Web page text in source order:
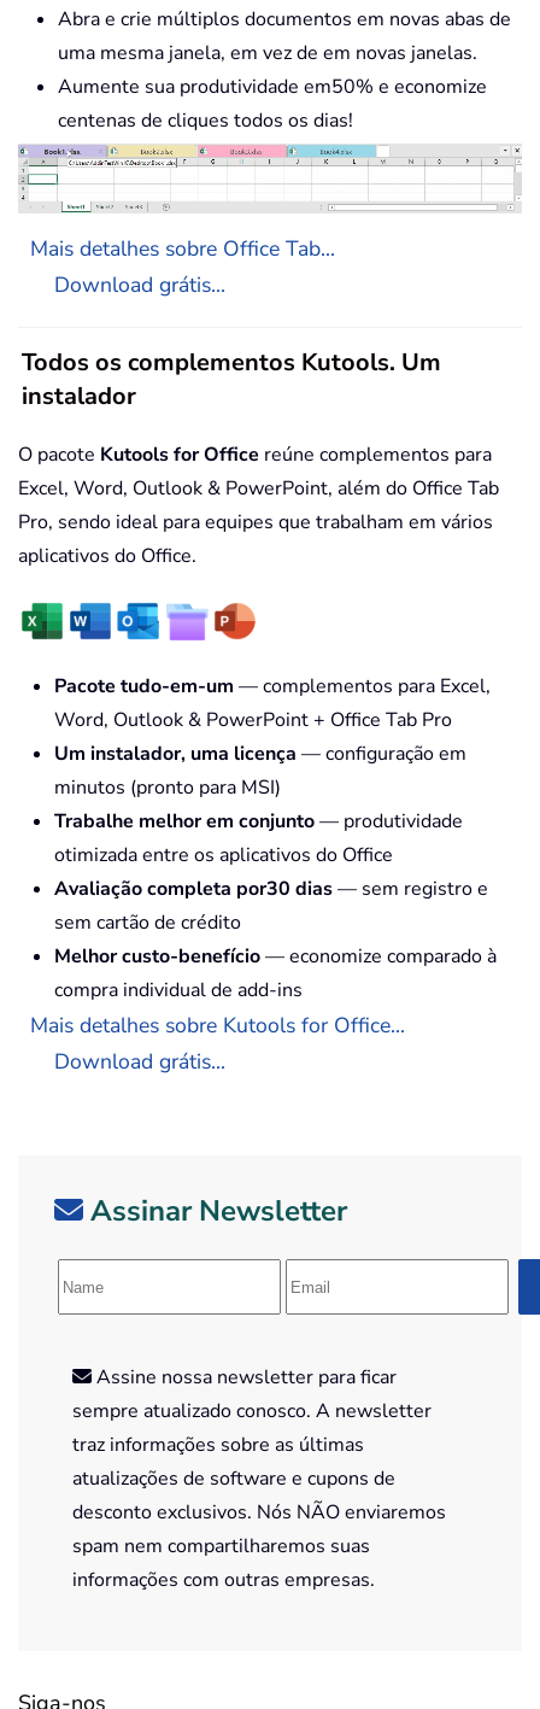
Abra e crie múltiplos documentos em novas abas de
uma mesma janela, em vez de em novas janelas.
Aumente sua produtividade em50% e economize
centenas de cliques todos os dias!
Mais detalhes sobre Office Tab...
Download grátis...
Todos os complementos Kutools. Um
instalador
O pacote Kutools for Office reúne complementos para
Excel, Word, Outlook & PowerPoint, além do Office Tab
Pro, sendo ideal para equipes que trabalham em vários
aplicativos do Office.
Pacote tudo-em-um — complementos para Excel,
Word, Outlook & PowerPoint + Office Tab Pro
Um instalador, uma licença — configuração em
minutos (pronto para MSI)
Trabalhe melhor em conjunto— produtividade
otimizada entre os aplicativos do Office
Avaliação completa por30 dias— sem registro e
sem cartão de crédito
Melhor custo-benefício— economize comparado à
compra individual de add-ins
Mais detalhes sobre Kutools for Office...
Download grátis...
Assinar Newsletter
Assine nossa newsletter para ficar
sempre atualizado conosco. A newsletter
traz informações sobre as últimas
atualizações de software e cupons de
desconto exclusivos. Nós NÃO enviaremos
spam nem compartilharemos suas
informações com outras empresas.